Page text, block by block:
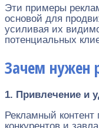
Эти примеры
основой для
усиливая их
потенциальных
Зачем нужен
1. Привлечение и
Рекламный контент
конкурентов и